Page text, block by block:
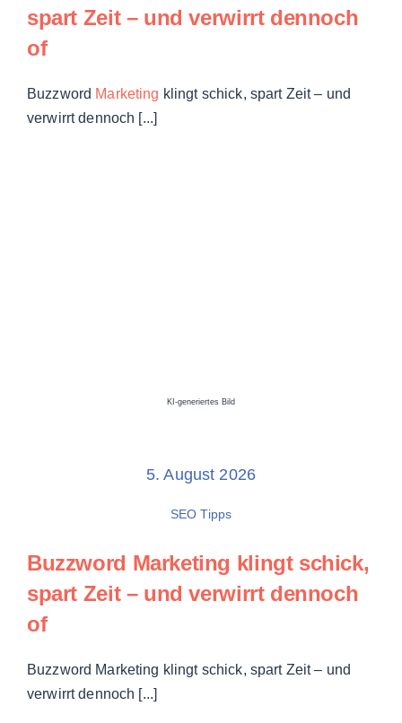
spart Zeit – und verwirrt dennoch
of
Buzzword Marketing klingt schick, spart Zeit – und
verwirrt dennoch [...]
KI-generiertes Bild
5. August 2026
SEO Tipps
Buzzword Marketing klingt schick,
spart Zeit – und verwirrt dennoch
of
Buzzword Marketing klingt schick, spart Zeit – und
verwirrt dennoch [...]